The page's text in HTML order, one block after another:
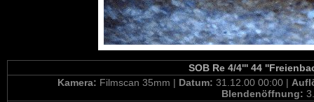
SOB Re 4/4''' 44
Kamera: Filmscan 35mm | Datum: 31.12.00 00:00 |
Blendenöffnung: